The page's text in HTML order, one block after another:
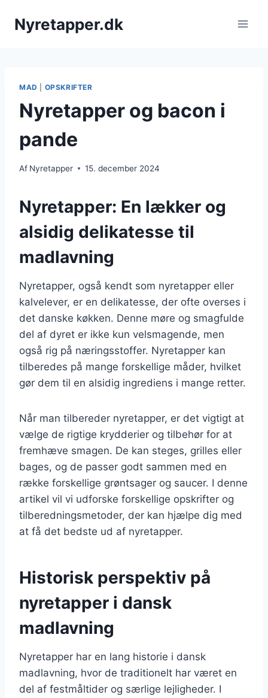
Nyretapper.dk
MAD OPSKRIFTER
Nyretapper og bacon i
pande
Af Nyretapper 15. december 2024
Nyretapper: En lækker og
alsidig delikatesse til
madlavning
Nyretapper, også kendt som nyretapper eller
kalvelever, er en delikatesse, der ofte overses i
det danske køkken. Denne møre og smagfulde
del af dyret er ikke kun velsmagende, men
også rig på næringsstoffer. Nyretapper kan
tilberedes på mange forskellige måder, hvilket
gør dem til en alsidig ingrediens i mange retter.
Når man tilbereder nyretapper, er det vigtigt at
vælge de rigtige krydderier og tilbehør for at
fremhæve smagen. De kan steges, grilles eller
bages, og de passer godt sammen med en
række forskellige grøntsager og saucer. I denne
artikel vil vi udforske forskellige opskrifter og
tilberedningsmetoder, der kan hjælpe dig med
at få det bedste ud af nyretapper.
Historisk perspektiv på
nyretapper i dansk
madlavning
Nyretapper har en lang historie i dansk
madlavning, hvor de traditionelt har været en
del af festmåltider og særlige lejligheder. I